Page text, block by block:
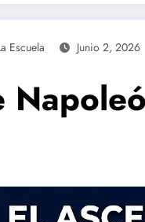
Escuela Junio 2, 2026